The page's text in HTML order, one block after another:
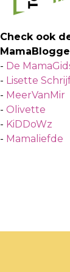
Check ook
- De
- Lisette
- MeerVanMir
- Olivette
- KiDDoWz
- Mamaliefde